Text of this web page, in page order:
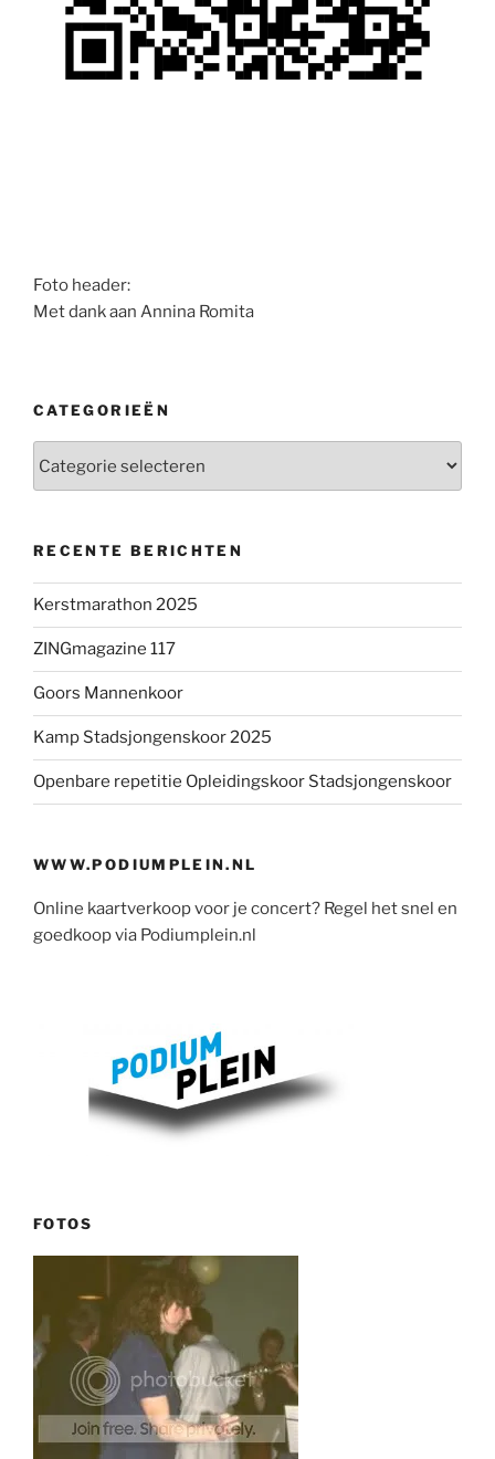
Foto header:
Met dank aan Annina Romita
CATEGORIEËN
RECENTE BERICHTEN
Kerstmarathon 2025
ZINGmagazine 117
Goors Mannenkoor
Kamp Stadsjongenskoor 2025
Openbare repetitie Opleidingskoor Stadsjongenskoor
WWW.PODIUMPLEIN.NL
Online kaartverkoop voor je concert? Regel het snel en
goedkoop via Podiumplein.nl
FOTOS